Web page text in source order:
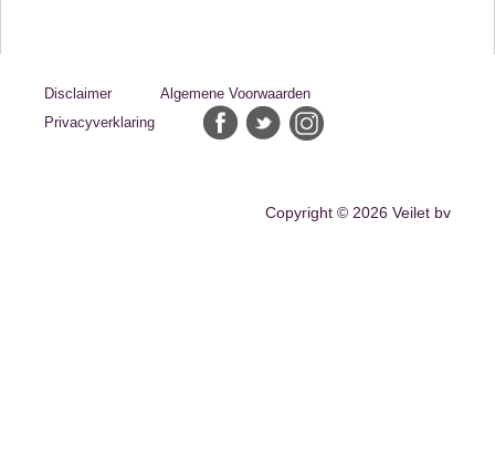
Disclaimer
Algemene Voorwaarden
Privacyverklaring
Copyright © 2026 Veilet bv